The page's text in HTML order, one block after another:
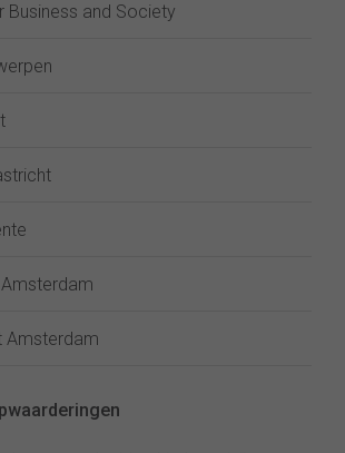
Business and Society
Amsterdam